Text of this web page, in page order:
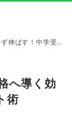
中学受験 合格へ導く効率的な勉強法と親のサポート術
へ導く効
術